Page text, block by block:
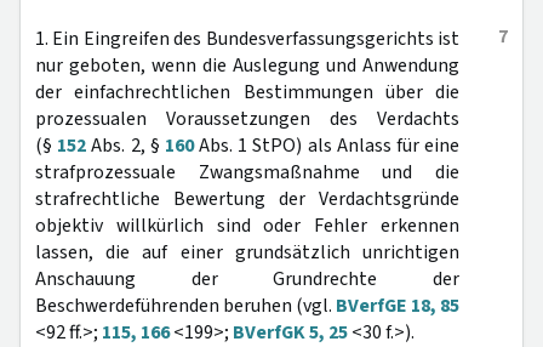
7
1. Ein Eingreifen des Bundesverfassungsgerichts ist
nur geboten, wenn die Auslegung und Anwendung
der einfachrechtlichen Bestimmungen über die
prozessualen Voraussetzungen des Verdachts
(§ 152Abs. 2, § 160Abs. 1 StPO) als Anlass für eine
strafprozessuale Zwangsmaßnahme und die
strafrechtliche Bewertung der Verdachtsgründe
objektiv willkürlich sind oder Fehler erkennen
lassen, die auf einer grundsätzlich unrichtigen
Anschauung der Grundrechte der
Beschwerdeführenden beruhen (vgl. BVerfGE 18, 85
<92 ff.>; 115, 166<199>; BVerfGK 5, 25<30 f.>).